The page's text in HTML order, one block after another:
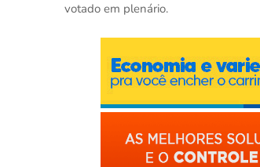
votado em plenário.